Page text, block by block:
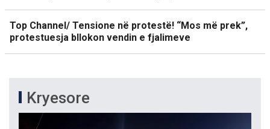
Top Channel/ Tensione në protestë! “Mos më prek”,
protestuesja bllokon vendin e fjalimeve
Kryesore